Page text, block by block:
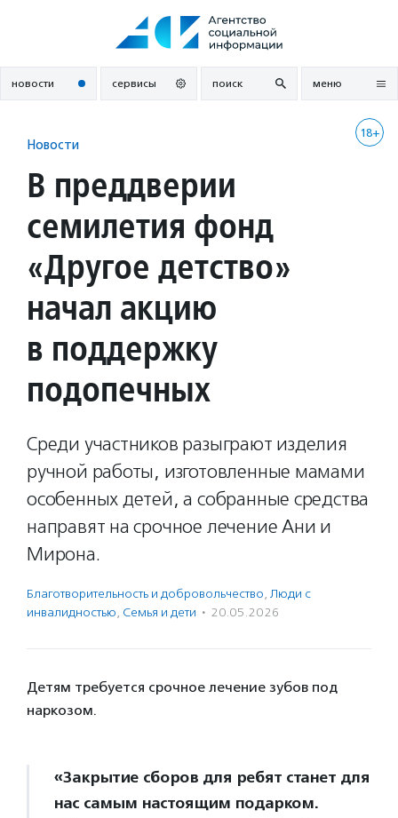
новости сервисы поиск меню
18+
Новости
В преддверии
семилетия фонд
«Другое детство»
начал акцию
в поддержку
подопечных
Среди участников разыграют изделия
ручной работы, изготовленные мамами
особенных детей, а собранные средства
направят на срочное лечение Ани и
Мирона.
Благотвори­тель­ность и доброволь­чест­во, Люди с
инвалидностью, Семья и дети · 20.05.2026
Детям требуется срочное лечение зубов под
наркозом.
«Закрытие сборов для ребят станет для
нас самым настоящим подарком.